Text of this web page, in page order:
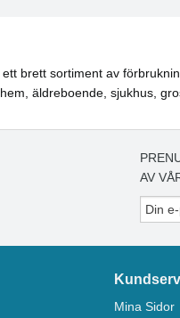
brett sortiment av
äldreboende, sjukhus,
AV
Mina Sidor